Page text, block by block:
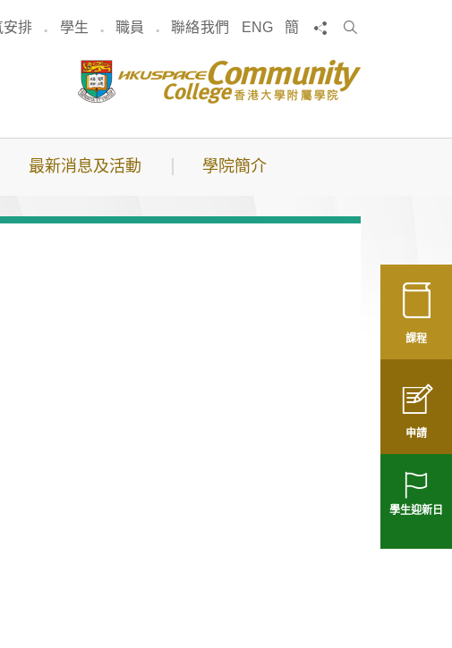
安排 學生 職員 聯絡我們 ENG 簡 分享
搜
最新消息及活動 學院簡介
課程
申請
學生迎新日